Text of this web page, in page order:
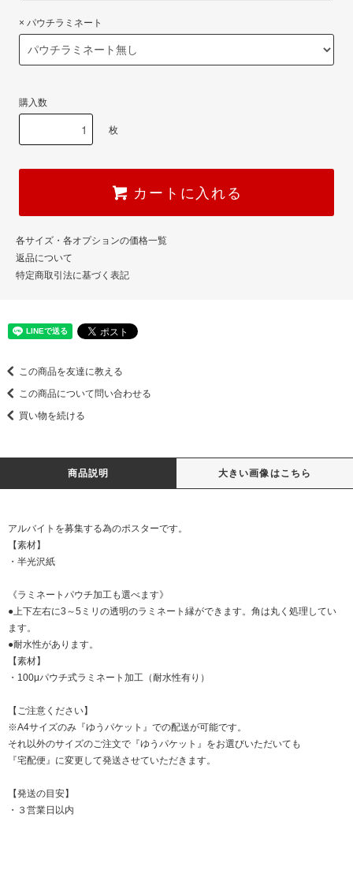
× パウチラミネート
購入数
枚
カートに入れる
各サイズ・各オプションの価格一覧
返品について
特定商取引法に基づく表記
この商品を友達に教える
この商品について問い合わせる
買い物を続ける
商品説明 大きい画像はこちら
アルバイトを募集する為のポスターです。
【素材】
・半光沢紙
《ラミネートパウチ加工も選べます》
●上下左右に3～5ミリの透明のラミネート縁ができます。角は丸く処理してい
ます。
●耐水性があります。
【素材】
・100μパウチ式ラミネート加工（耐水性有り）
【ご注意ください】
※A4サイズのみ『ゆうパケット』での配送が可能です。
それ以外のサイズのご注文で『ゆうパケット』をお選びいただいても
『宅配便』に変更して発送させていただきます。
【発送の目安】
・３営業日以内